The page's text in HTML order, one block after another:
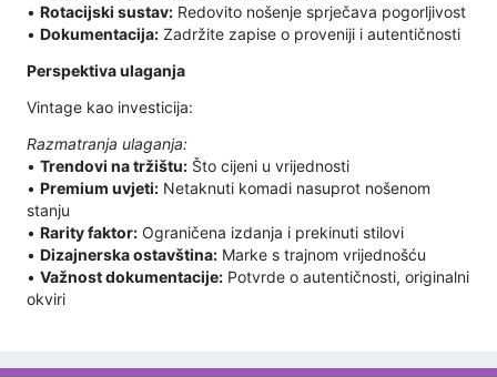
• Rotacijski sustav: Redovito nošenje sprječava pogorljivost
• Dokumentacija: Zadržite zapise o proveniji i autentičnosti
Perspektiva ulaganja
Vintage kao investicija:
Razmatranja ulaganja:
• Trendovi na tržištu: Što cijeni u vrijednosti
• Premium uvjeti: Netaknuti komadi nasuprot nošenom
stanju
• Rarity faktor: Ograničena izdanja i prekinuti stilovi
• Dizajnerska ostavština: Marke s trajnom vrijednošću
• Važnost dokumentacije: Potvrde o autentičnosti, originalni
okviri